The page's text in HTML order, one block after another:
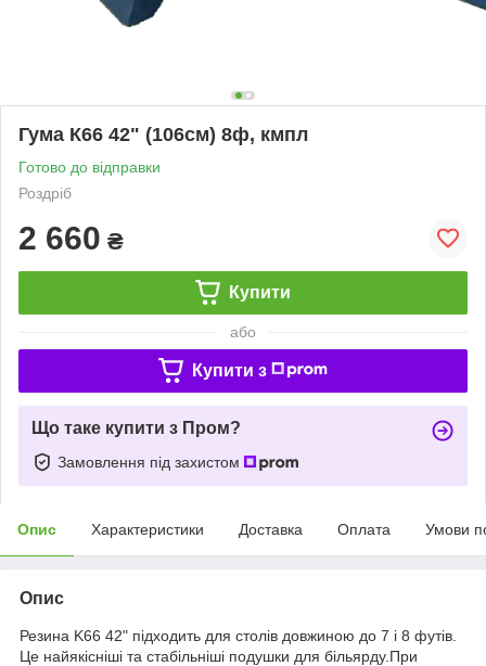
Гума К66 42" (106см) 8ф, кмпл
Готово до відправки
Роздріб
2 660 ₴
Купити
або
Купити з
Що таке купити з Пром?
Замовлення під захистом
Опис Характеристики Доставка Оплата Умови
Опис
Резина K66 42" підходить для столів довжиною до 7 і 8 футів.
Це найякісніші та стабільніші подушки для більярду.При